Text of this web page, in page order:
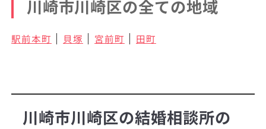
川崎市川崎区の全ての地域
駅前本町 貝塚 宮前町 田町
川崎市川崎区の結婚相談所の